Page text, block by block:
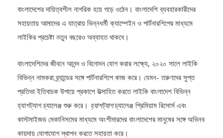
আরও নতুন এবং উদ্ভাবনী উপায়ে যুক্ত হওয়ার চেষ্টা করছি, যাতে তারা ডিজিটাল
বাংলাদেশের দায়িত্বশীল নাগরিক হয়ে গড়ে ওঠেন। বাংলাদেশি ব্যবহারকারীদের
সহায়তায় আমাদের এ যাত্রায় ভিন্নধর্মী ক্যাম্পেইন ও পার্টনারশিপের মাধ্যমে
বাংলাদেশিদের জীবনে আনন্দ ও বিনোদন যোগ করার লক্ষ্যে, ২০২০ সালে লাইকি
বিভিন্ন নামকরা ব্র্যান্ডের সঙ্গে পার্টনারশিপে কাজ করে। যেমন- তরুণদের সুপ্ত
প্রতিভা ইতিবাচক উপায়ে প্রকাশে উত্সাহিত করতে লাইকি বাংলাদেশ বিভিন্ন
হ্যাশট্যাগ চ্যালেঞ্জ শুরু করে।হ্যাশট্যাগচ্যালেঞ্জ প্রিমিয়াম রিসোর্স এবং
কাস্টমাইজড মেকানিসমের মাধ্যমে অংশীদারদের বাংলাদেশের মানুষের সঙ্গে অভিনব